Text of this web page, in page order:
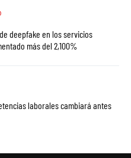
deepfake en los servicios
más del 2,100%
laborales cambiará antes